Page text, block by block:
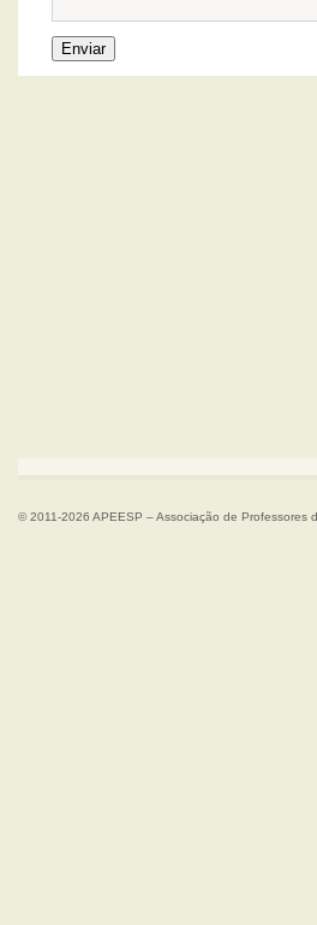
© 2011-2026 APEESP – Associação de